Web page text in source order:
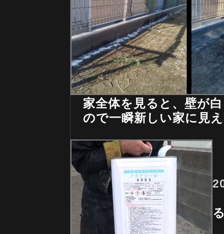
家全体を見ると、壁が
ので一瞬新しい家に見